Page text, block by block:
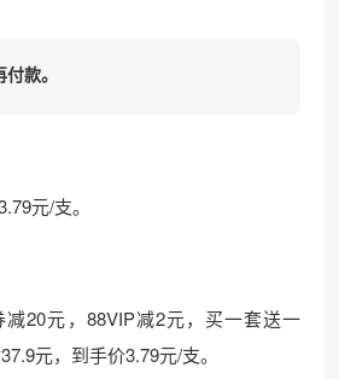
款。
元/支。
减20元，88VIP减2元，买一套送一
元，到手价3.79元/支。